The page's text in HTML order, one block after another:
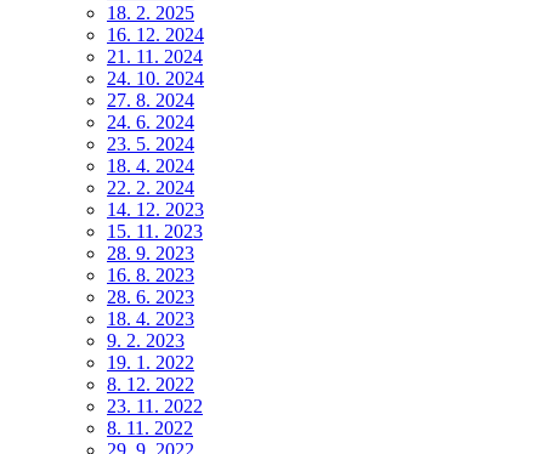
18. 2. 2025
16. 12. 2024
21. 11. 2024
24. 10. 2024
27. 8. 2024
24. 6. 2024
23. 5. 2024
18. 4. 2024
22. 2. 2024
14. 12. 2023
15. 11. 2023
28. 9. 2023
16. 8. 2023
28. 6. 2023
18. 4. 2023
9. 2. 2023
19. 1. 2022
8. 12. 2022
23. 11. 2022
8. 11. 2022